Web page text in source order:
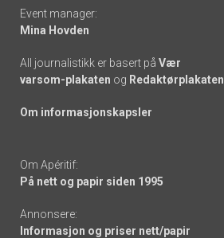
Event manager:
Mina Hovden
All journalistikk er basert på Vær
varsom-plakaten og Redaktørplakaten
Om informasjonskapsler
Om Apéritif:
På nett og papir siden 1995
Annonsere:
Informasjon og priser nett/papir